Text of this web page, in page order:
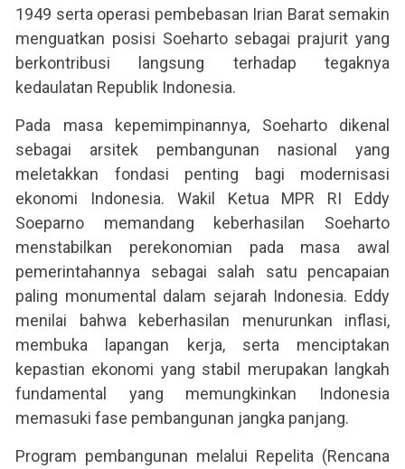
1949 serta operasi pembebasan Irian Barat semakin
menguatkan posisi Soeharto sebagai prajurit yang
berkontribusi langsung terhadap tegaknya
kedaulatan Republik Indonesia.
Pada masa kepemimpinannya, Soeharto dikenal
sebagai arsitek pembangunan nasional yang
meletakkan fondasi penting bagi modernisasi
ekonomi Indonesia. Wakil Ketua MPR RI Eddy
Soeparno memandang keberhasilan Soeharto
menstabilkan perekonomian pada masa awal
pemerintahannya sebagai salah satu pencapaian
paling monumental dalam sejarah Indonesia. Eddy
menilai bahwa keberhasilan menurunkan inflasi,
membuka lapangan kerja, serta menciptakan
kepastian ekonomi yang stabil merupakan langkah
fundamental yang memungkinkan Indonesia
memasuki fase pembangunan jangka panjang.
Program pembangunan melalui Repelita (Rencana